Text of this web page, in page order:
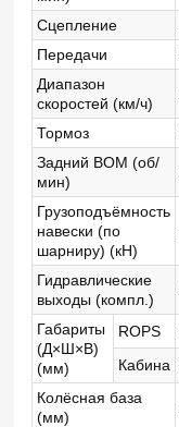
Сцепление
Передачи
Диапазон
скоростей (км/ч)
Тормоз
Задний ВОМ (об/
мин)
Грузоподъёмность
навески (по
шарниру) (кН)
Гидравлические
выходы (компл.)
Габариты
(Д×Ш×В)
(мм)
ROPS
Кабина
Колёсная база
(мм)